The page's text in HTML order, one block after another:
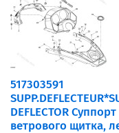
517303591
DEFLECTOR Суппорт
ветрового щитка,